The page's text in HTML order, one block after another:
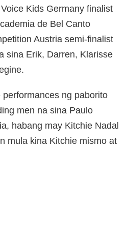
Kids Germany finalist
de Bel Canto
Austria semi-finalist
sina Erik, Darren, Klarisse
ng paborito
men na sina Paulo
habang may Kitchie Nadal
mula kina Kitchie mismo at